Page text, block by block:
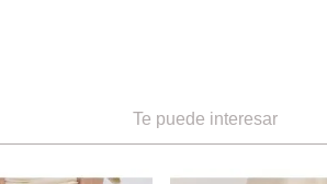
Te puede interesar